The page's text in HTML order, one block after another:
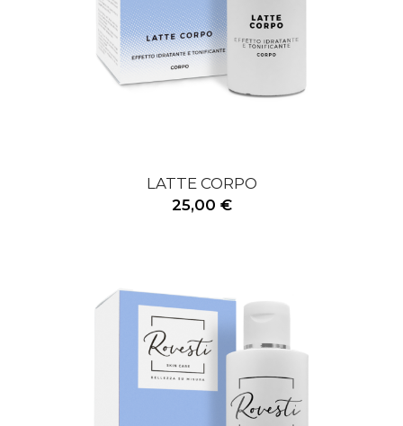
LATTE CORPO
25,00 €